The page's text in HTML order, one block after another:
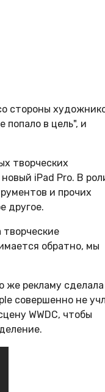
стороны
попало в цель", и
творческих
iPad Pro. В
и прочих
другое.
обратно, мы
же рекламу сделала
совершенно не
WWDC, чтобы